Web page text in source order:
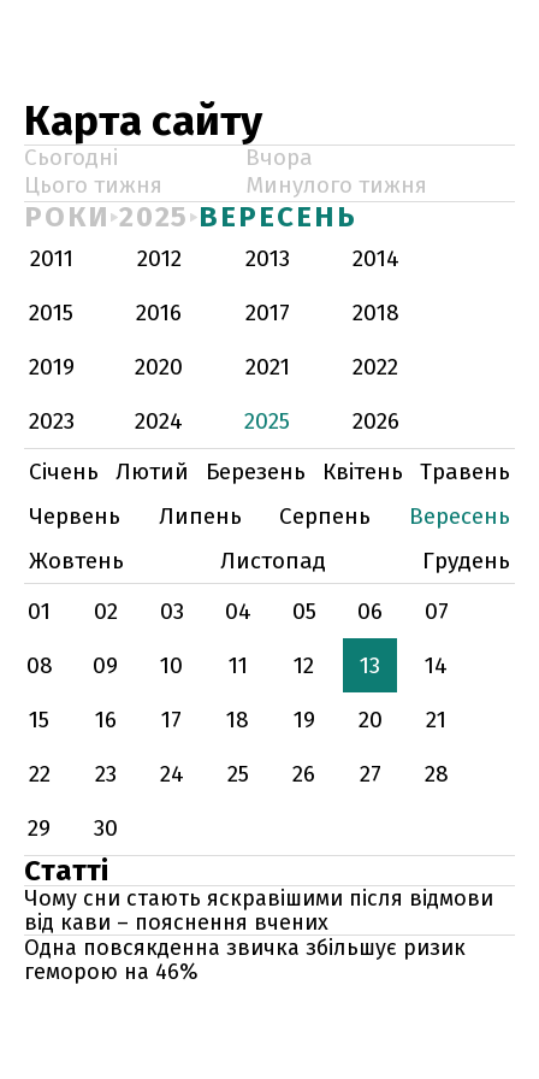
Карта сайту
Сьогодні
Вчора
Цього тижня
Минулого тижня
РОКИ 2025 ВЕРЕСЕНЬ
2011 2012 2013
2014
2015
2016 2017
2018
2019
2020 2021
2022
2023
2024 2025
2026
Січень
Лютий Березень Квітень
Травень
Червень
Липень Серпень
Вересень
Жовтень
Листопад
Грудень
01
02 03 04 05 06
07
08
09 10 11 12 13
14
15
16 17 18 19 20
21
22
23 24 25 26 27
28
29
30
Статті
Чому сни стають яскравішими після відмови
від кави – пояснення вчених
Одна повсякденна звичка збільшує ризик
геморою на 46%